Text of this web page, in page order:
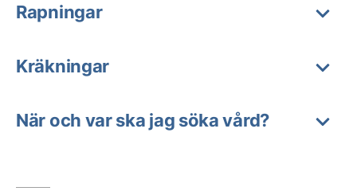
Rapningar
Kräkningar
När och var ska jag söka vård?